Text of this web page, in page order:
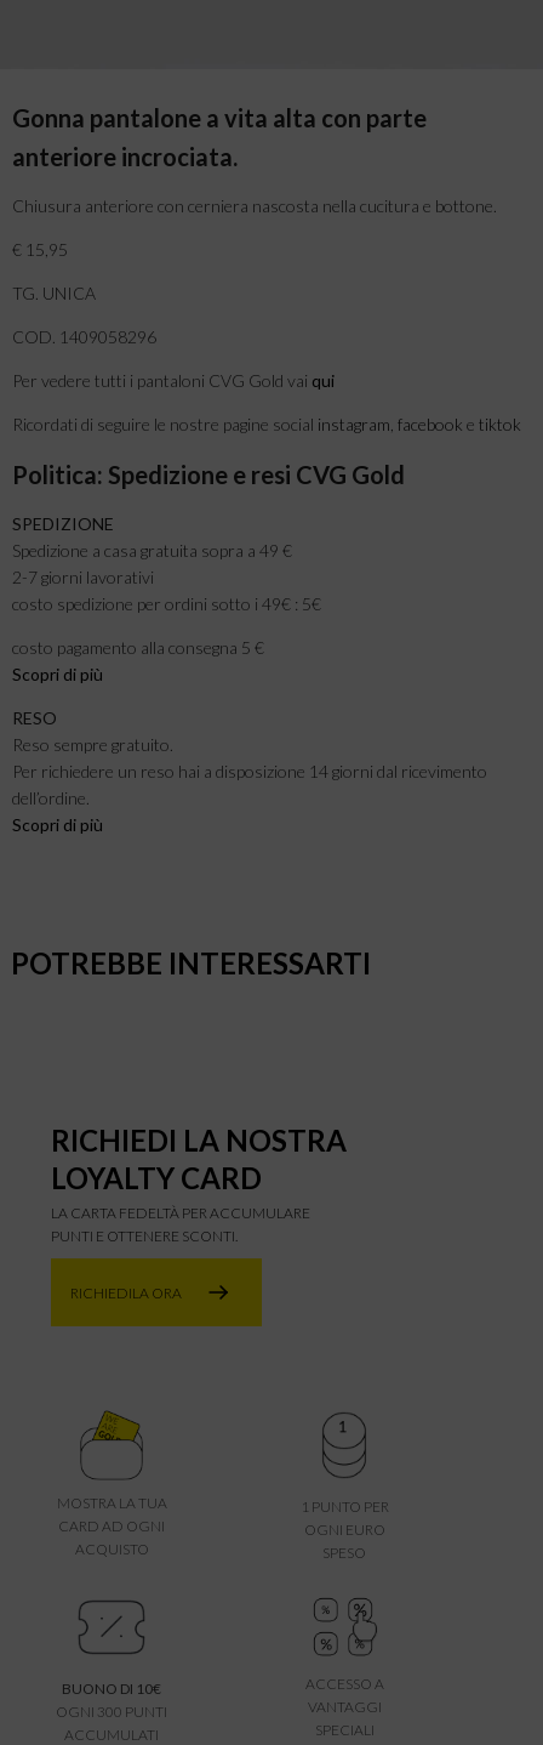
Gonna pantalone a vita alta con parte
anteriore incrociata.
Chiusura anteriore con cerniera nascosta nella cucitura e bottone.
€ 15,95
TG. UNICA
COD. 1409058296
Per vedere tutti i pantaloni CVG Gold vai qui
Ricordati di seguire le nostre pagine social instagram facebook e tiktok
Politica: Spedizione e resi CVG Gold
SPEDIZIONE
Spedizione a casa gratuita sopra a 49 €
2-7 giorni lavorativi
costo spedizione per ordini sotto i 49€ : 5€
costo pagamento alla consegna 5 €
Scopri di più
RESO
Reso sempre gratuito.
Per richiedere un reso hai a disposizione 14 giorni dal ricevimento
dell’ordine.
Scopri di più
POTREBBE INTERESSARTI
RICHIEDI LA NOSTRA
LOYALTY CARD
LA CARTA FEDELTÀ PER ACCUMULARE
PUNTI E OTTENERE SCONTI.
RICHIEDILA ORA
MOSTRA LA TUA
CARD AD OGNI
ACQUISTO
1 PUNTO PER
OGNI EURO
SPESO
BUONO DI 10€
OGNI 300 PUNTI
ACCUMULATI
ACCESSO A
VANTAGGI
SPECIALI